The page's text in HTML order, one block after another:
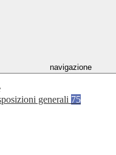
navigazione
generali 75